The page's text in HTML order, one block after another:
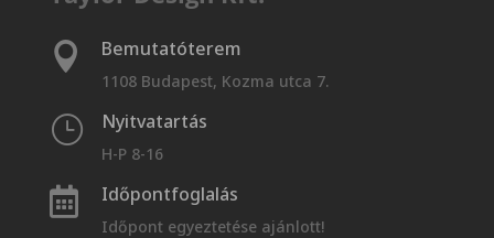

Bemutatóterem
1108 Budapest, Kozma utca 7.
} Nyitvatartás
H-P 8-16
 Időpontfoglalás
Időpont egyeztetése ajánlott!